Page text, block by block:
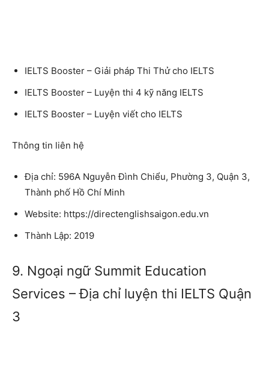
IELTS Booster – Giải pháp Thi Thử cho IELTS
IELTS Booster – Luyện thi 4 kỹ năng IELTS
IELTS Booster – Luyện viết cho IELTS
Thông tin liên hệ
Địa chỉ: 596A Nguyễn Đình Chiểu, Phường 3, Quận 3,
Thành phố Hồ Chí Minh
Website: https://directenglishsaigon.edu.vn
Thành Lập: 2019
9. Ngoại ngữ Summit Education
Services – Địa chỉ luyện thi IELTS Quận
3